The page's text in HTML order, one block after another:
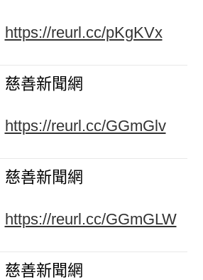
https://reurl.cc/pKgKVx
慈善新聞網
https://reurl.cc/GGmGlv
慈善新聞網
https://reurl.cc/GGmGLW
慈善新聞網